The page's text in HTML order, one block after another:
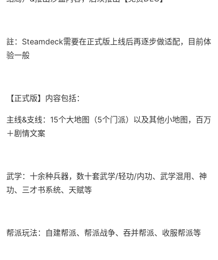
註：Steamdeck需要在正式版上线后再逐步做适配，目前体
验一般
【正式版】内容包括：
主线&支线：15个大地图（5个门派）以及其他小地图，百万
＋剧情文案
武学：十余种兵器，数十套武学/轻功/内功、武学混用、神
功、三才书系统、天赋等
帮派玩法：自建帮派、帮派战争、吞并帮派、收服帮派等